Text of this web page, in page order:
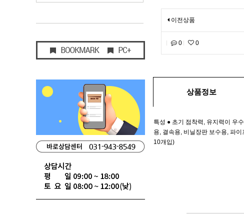
이전상품
0 0
상품정보
특성 ● 초기 점착력, 유지력이 우
용, 결속용, 비닐장판 보수용, 파
10개입)